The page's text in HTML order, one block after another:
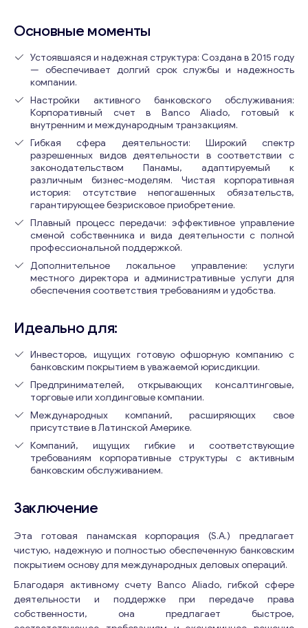
Отправьте нам запрос, и мы свяжемся с вами в
ближайшее время.
Email*
Основные моменты
Устоявшаяся и надежная структура: Создана в 2015 году
— обеспечивает долгий срок службы и надежность
компании.
Настройки активного банковского обслуживания:
Корпоративный счет в Banco Aliado, готовый к
внутренним и международным транзакциям.
Гибкая сфера деятельности: Широкий спектр
разрешенных видов деятельности в соответствии с
законодательством Панамы, адаптируемый к
различным бизнес-моделям. Чистая корпоративная
история: отсутствие непогашенных обязательств,
гарантирующее безрисковое приобретение.
Плавный процесс передачи: эффективное управление
сменой собственника и вида деятельности с полной
профессиональной поддержкой.
Дополнительное локальное управление: услуги
местного директора и административные услуги для
обеспечения соответствия требованиям и удобства.
Идеально для:
Инвесторов, ищущих готовую офшорную компанию с
банковским покрытием в уважаемой юрисдикции.
Предпринимателей, открывающих консалтинговые,
торговые или холдинговые компании.
Международных компаний, расширяющих свое
присутствие в Латинской Америке.
Компаний, ищущих гибкие и соответствующие
требованиям корпоративные структуры с активным
банковским обслуживанием.
Заключение
Эта готовая панамская корпорация (S.A.) предлагает
чистую, надежную и полностью обеспеченную банковским
покрытием основу для международных деловых операций.
Благодаря активному счету Banco Aliado, гибкой сфере
деятельности и поддержке при передаче права
собственности, она предлагает быстрое,